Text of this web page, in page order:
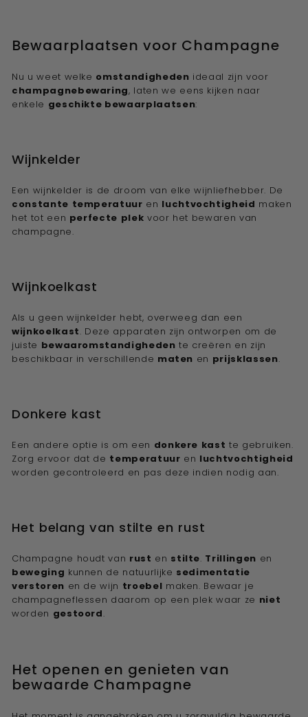
Bewaarplaatsen voor Champagne
Nu u weet welke omstandigheden ideaal zijn voor
champagnebewaring, laten we eens kijken naar
enkele geschikte bewaarplaatsen:
Wijnkelder
Een wijnkelder is de droom van elke wijnliefhebber. De
constante temperatuur en luchtvochtigheid maken
het tot een perfecte plek voor het bewaren van
champagne.
Wijnkoelkast
Als u geen wijnkelder hebt, overweeg dan een
wijnkoelkast. Deze apparaten zijn ontworpen om de
juiste bewaaromstandigheden te creëren en zijn
beschikbaar in verschillende maten en prijsklassen.
Donkere kast
Een andere optie is om een donkere kast te gebruiken.
Zorg ervoor dat de temperatuur en luchtvochtigheid
worden gecontroleerd en pas deze indien nodig aan.
Het belang van stilte en rust
Champagne houdt van rust en stilte. Trillingen en
beweging kunnen de natuurlijke sedimentatie
verstoren en de wijn troebel maken. Bewaar je
champagneflessen daarom op een plek waar ze niet
worden gestoord.
Het openen en genieten van
bewaarde Champagne